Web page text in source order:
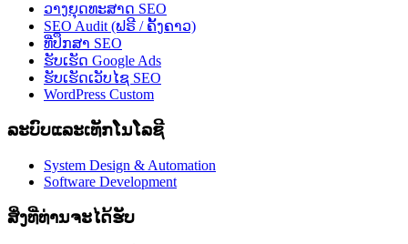
ວາງຍຸດທະສາດ SEO
SEO Audit (ຟຣີ / ຄັ້ງຄາວ)
ທີ່ປຶກສາ SEO
ຮັບເຮັດ Google Ads
ຮັບເຮັດເວັບໄຊ SEO
WordPress Custom
ລະບົບແລະເທັກໂນໂລຊີ
System Design & Automation
Software Development
ສິ່ງທີ່ທ່ານຈະໄດ້ຮັບ